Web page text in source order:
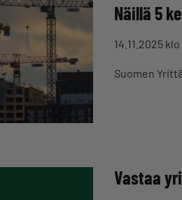
Näillä 5
14.11.2025
Suomen
Vastaa